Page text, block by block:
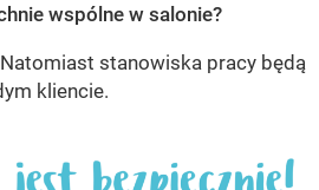
wspólne w salonie?
stanowiska pracy będą
kliencie.